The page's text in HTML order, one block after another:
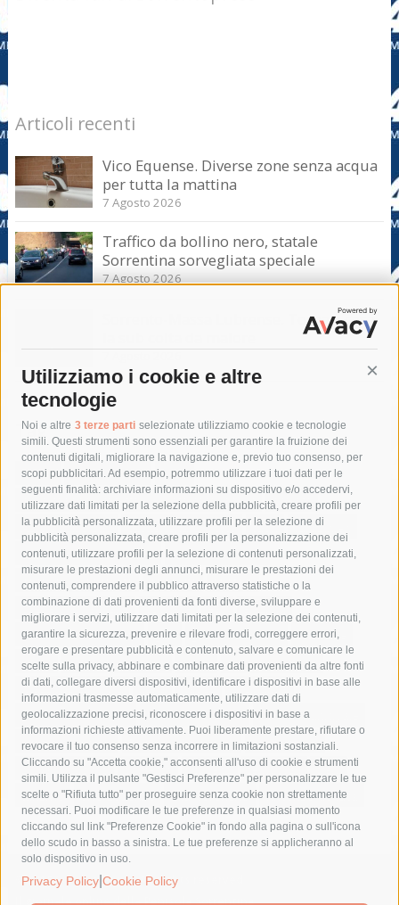
Utilizziamo i cookie e altre
tecnologie
Noi e altre 3 terze parti selezionate utilizziamo cookie e tecnologie
simili. Questi strumenti sono essenziali per garantire la fruizione dei
contenuti digitali, migliorare la navigazione e, previo tuo consenso, per
scopi pubblicitari. Ad esempio, potremmo utilizzare i tuoi dati per le
seguenti finalità: archiviare informazioni su dispositivo e/o accedervi,
utilizzare dati limitati per la selezione della pubblicità, creare profili per
la pubblicità personalizzata, utilizzare profili per la selezione di
pubblicità personalizzata, creare profili per la personalizzazione dei
contenuti, utilizzare profili per la selezione di contenuti personalizzati,
misurare le prestazioni degli annunci, misurare le prestazioni dei
contenuti, comprendere il pubblico attraverso statistiche o la
combinazione di dati provenienti da fonti diverse, sviluppare e
migliorare i servizi, utilizzare dati limitati per la selezione dei contenuti,
garantire la sicurezza, prevenire e rilevare frodi, correggere errori,
erogare e presentare pubblicità e contenuto, salvare e comunicare le
scelte sulla privacy, abbinare e combinare dati provenienti da altre fonti
di dati, collegare diversi dispositivi, identificare i dispositivi in base alle
informazioni trasmesse automaticamente, utilizzare dati di
geolocalizzazione precisi, riconoscere i dispositivi in base a
informazioni richieste attivamente. Puoi liberamente prestare, rifiutare o
revocare il tuo consenso senza incorrere in limitazioni sostanziali.
Cliccando su "Accetta cookie," acconsenti all'uso di cookie e strumenti
simili. Utilizza il pulsante "Gestisci Preferenze" per personalizzare le tue
scelte o "Rifiuta tutto" per proseguire senza cookie non strettamente
necessari. Puoi modificare le tue preferenze in qualsiasi momento
cliccando sul link "Preferenze Cookie" in fondo alla pagina o sull'icona
dello scudo in basso a sinistra. Le tue preferenze si applicheranno al
solo dispositivo in uso.
Privacy Policy Cookie Policy
Articoli recenti
Vico Equense. Diverse zone senza acqua
per tutta la mattina
7 Agosto 2026
Traffico da bollino nero, statale
Sorrentina sorvegliata speciale
7 Agosto 2026
Sorrento-Massa Lubrense. Torna a casa
Tag
acqua allerta meteo
anas
area marina protetta di punta campanella
arresto
Asl Napoli 3 sud
capitaneria di porto capri
carabinieri
castellammare di stabia
circumvesuviana
comune di sorrento
concerto
contagi
costiera amalfitana
covid-19 eav
elezioni
fondazione sorrento
gori guardia costiera
incidente
lavori
lorenzo balducelli mare
massa lubrense
massimo coppola
Meta napoli
ordinanza
penisola sorrentina
piano di sorrento
polizia municipale
protezione civile
Regione Campania
sant'agnello
sindaco cuomo
sorrento studenti temporali
treni
turismo
Vico Equense villa fiorentino vincenzo de luca
© 2015 SorrentoPress. All rights reserved.
Il giornale online della Penisola Sorrentina